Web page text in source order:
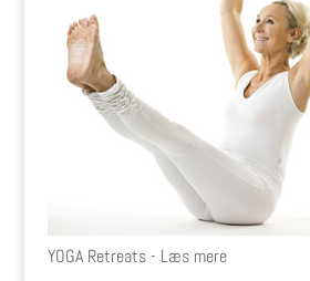
YOGA Retreats - Læs mere